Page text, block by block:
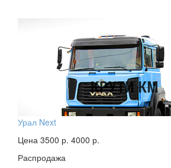
Урал Next
Цена 3500 р. 4000 р.
Распродажа